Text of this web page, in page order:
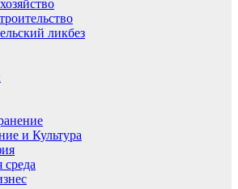
ликбез
и Культура
среда